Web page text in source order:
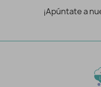
¡Apúntate a